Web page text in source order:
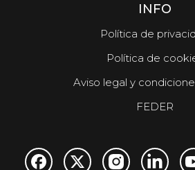
INFO
Política de
Política de
Aviso legal y
FEDER